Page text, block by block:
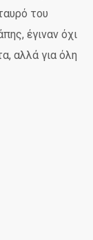
του
έγιναν όχι
αλλά για όλη